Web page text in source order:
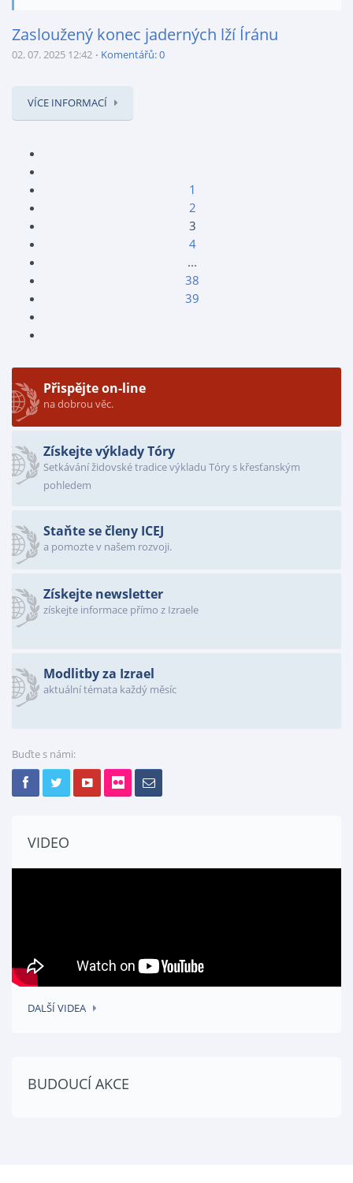
Zasloužený konec jaderných lží Íránu
02. 07. 2025 12:42 Komentářů: 0
VÍCE INFORMACÍ
1
2
3
4
...
38
39
Přispějte on-line
na dobrou věc.
Získejte výklady Tóry
Setkávání židovské tradice výkladu Tóry s křesťanským
pohledem
Staňte se členy ICEJ
a pomozte v našem rozvoji.
Získejte newsletter
získejte informace přímo z Izraele
Modlitby za Izrael
aktuální témata každý měsíc
Buďte s námi:
VIDEO
DALŠÍ VIDEA
BUDOUCÍ AKCE